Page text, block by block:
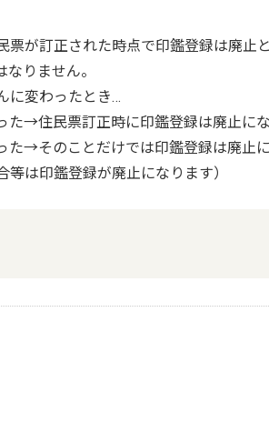
が訂正された時点で印鑑登録は廃止
りません。
変わったとき…
→住民票訂正時に印鑑登録は廃止にな
→そのことだけでは印鑑登録は廃止に
は印鑑登録が廃止になります）